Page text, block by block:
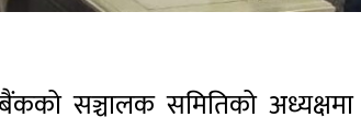
सञ्चालक समितिको